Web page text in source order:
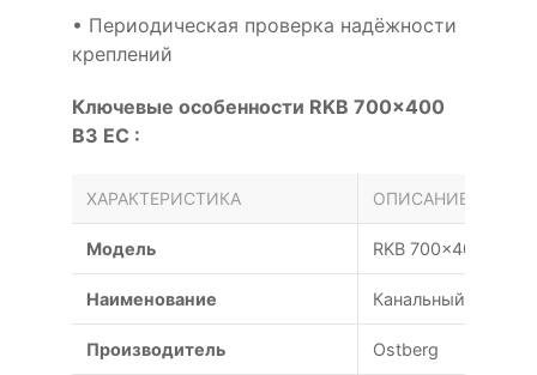
• Периодическая проверка надёжности
креплений
Ключевые особенности RKB 700x400
B3 EC :
ХАРАКТЕРИСТИКА ОПИСАНИЕ
Модель RKB 700x400 B3 EC
Наименование Канальный
Производитель Ostberg